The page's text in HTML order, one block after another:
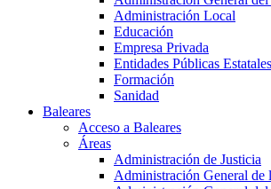
Administración Local
Educación
Empresa Privada
Entidades Públicas Estatales
Formación
Sanidad
Baleares
Acceso a Baleares
Áreas
Administración de Justicia
Administración General de